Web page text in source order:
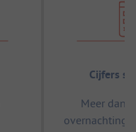
Cijfers
Meer dan